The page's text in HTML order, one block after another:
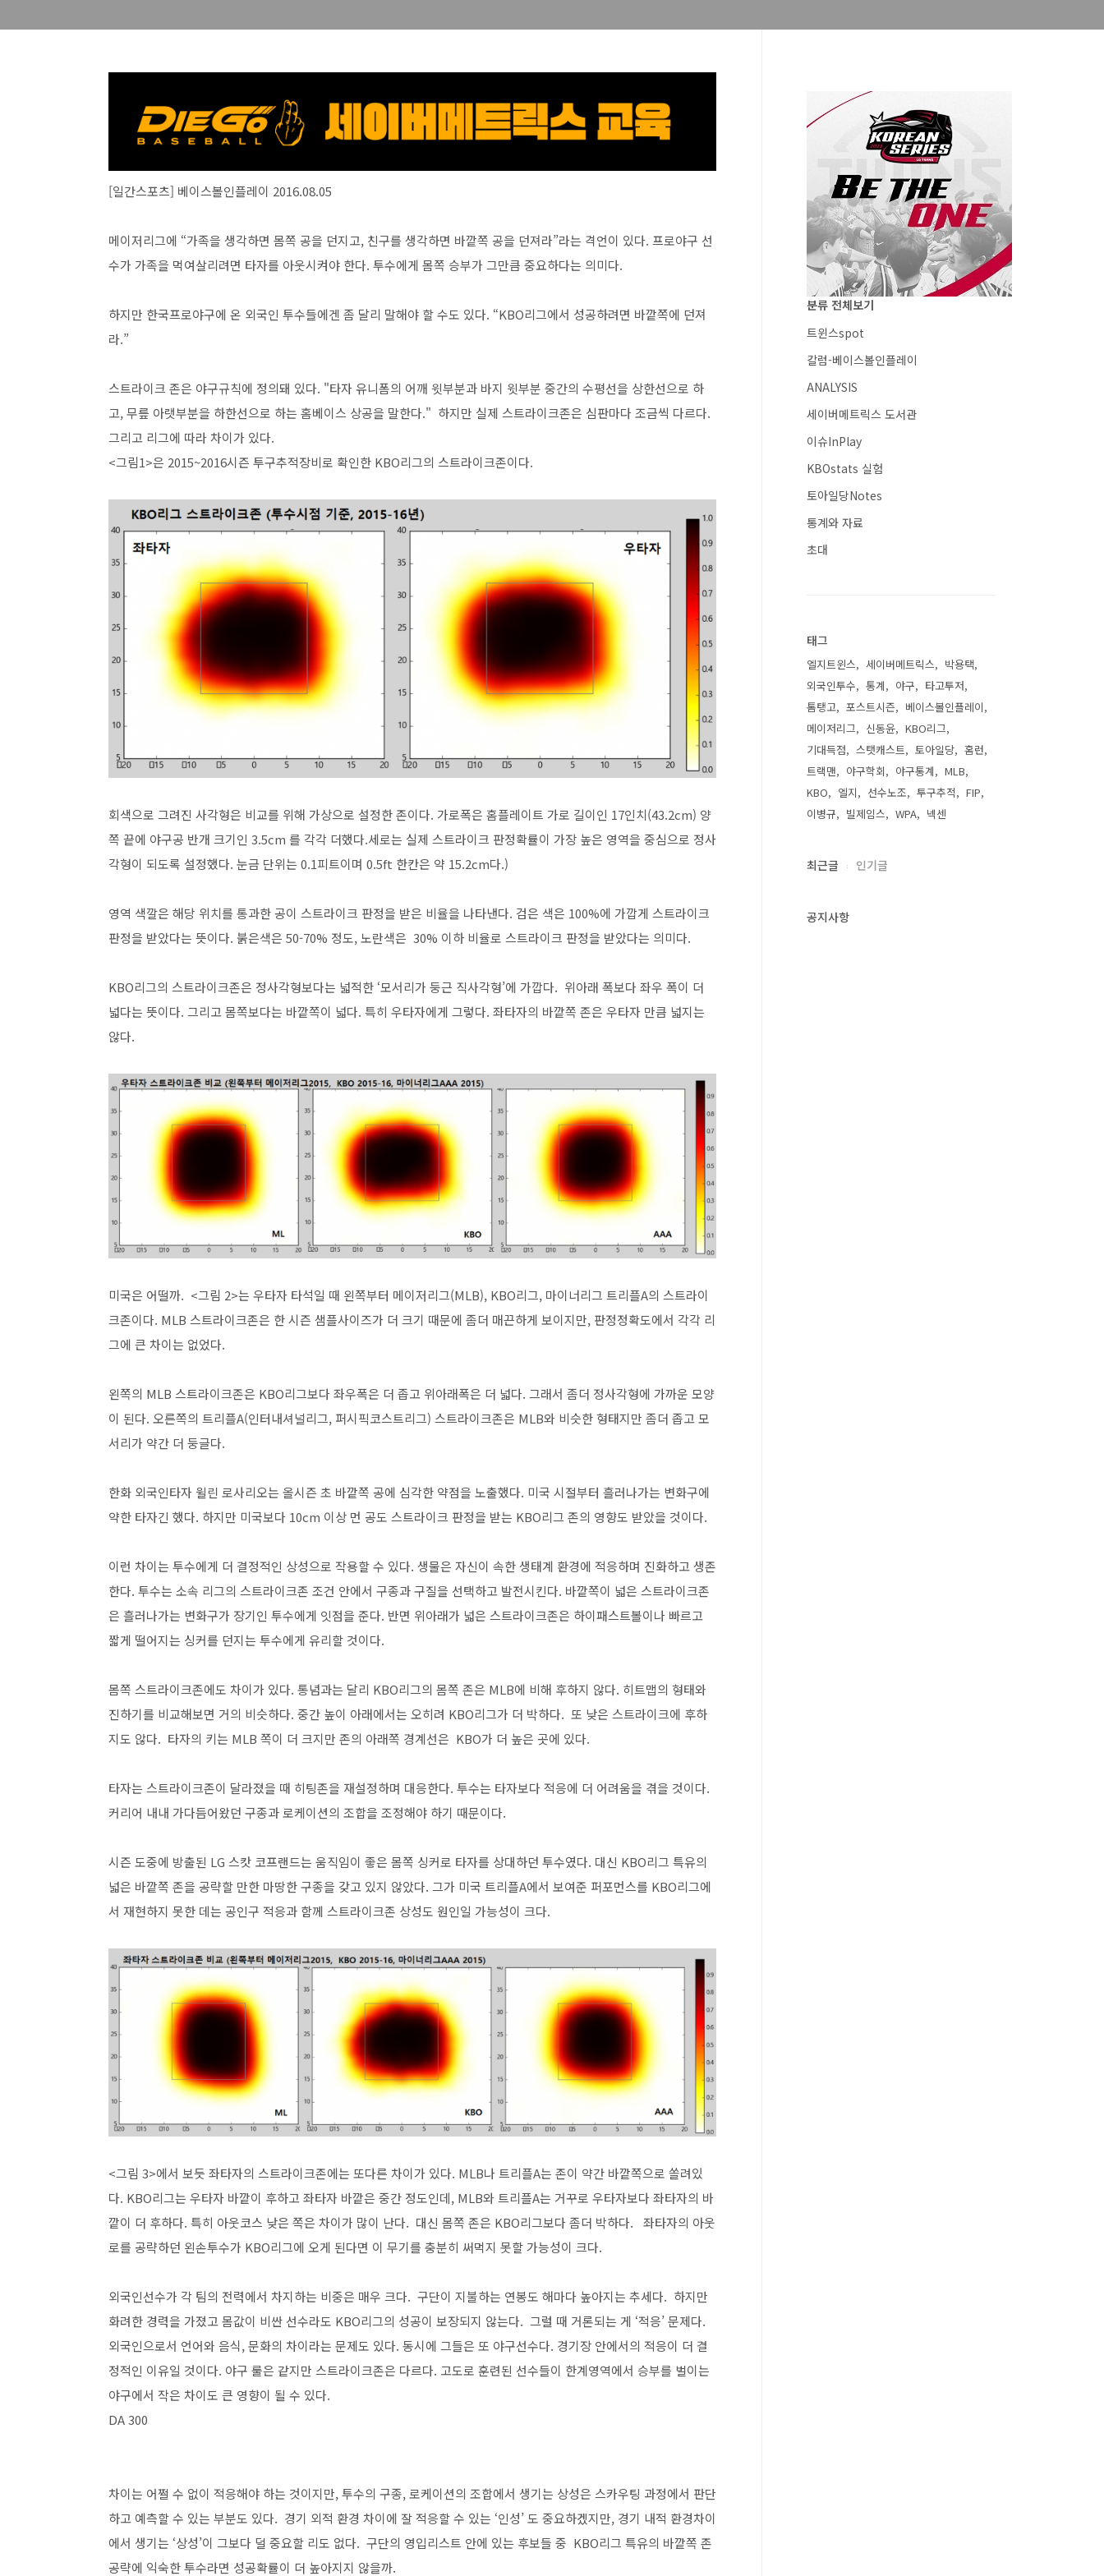
[일간스포츠] 베이스볼인플레이 2016.08.05
메이저리그에 “가족을 생각하면 몸쪽 공을 던지고, 친구를 생각하면 바깥쪽 공을 던져라”라는 격언이 있다. 프로야구 선
수가 가족을 먹여살리려면 타자를 아웃시켜야 한다. 투수에게 몸쪽 승부가 그만큼 중요하다는 의미다.
하지만 한국프로야구에 온 외국인 투수들에겐 좀 달리 말해야 할 수도 있다. “KBO리그에서 성공하려면 바깥쪽에 던져
라.”
스트라이크 존은 야구규칙에 정의돼 있다. "타자 유니폼의 어깨 윗부분과 바지 윗부분 중간의 수평선을 상한선으로 하
고, 무릎 아랫부분을 하한선으로 하는 홈베이스 상공을 말한다." 하지만 실제 스트라이크존은 심판마다 조금씩 다르다.
그리고 리그에 따라 차이가 있다.
<그림1>은 2015~2016시즌 투구추적장비로 확인한 KBO리그의 스트라이크존이다.
회색으로 그려진 사각형은 비교를 위해 가상으로 설정한 존이다. 가로폭은 홈플레이트 가로 길이인 17인치(43.2cm) 양
쪽 끝에 야구공 반개 크기인 3.5cm 를 각각 더했다.세로는 실제 스트라이크 판정확률이 가장 높은 영역을 중심으로 정사
각형이 되도록 설정했다. 눈금 단위는 0.1피트이며 0.5ft 한칸은 약 15.2cm다.)
영역 색깔은 해당 위치를 통과한 공이 스트라이크 판정을 받은 비율을 나타낸다. 검은 색은 100%에 가깝게 스트라이크
판정을 받았다는 뜻이다. 붉은색은 50-70% 정도, 노란색은 30% 이하 비율로 스트라이크 판정을 받았다는 의미다.
KBO리그의 스트라이크존은 정사각형보다는 넓적한 ‘모서리가 둥근 직사각형’에 가깝다. 위아래 폭보다 좌우 폭이 더
넓다는 뜻이다. 그리고 몸쪽보다는 바깥쪽이 넓다. 특히 우타자에게 그렇다. 좌타자의 바깥쪽 존은 우타자 만큼 넓지는
않다.
미국은 어떨까. <그림 2>는 우타자 타석일 때 왼쪽부터 메이저리그(MLB), KBO리그, 마이너리그 트리플A의 스트라이
크존이다. MLB 스트라이크존은 한 시즌 샘플사이즈가 더 크기 때문에 좀더 매끈하게 보이지만, 판정정확도에서 각각 리
그에 큰 차이는 없었다.
왼쪽의 MLB 스트라이크존은 KBO리그보다 좌우폭은 더 좁고 위아래폭은 더 넓다. 그래서 좀더 정사각형에 가까운 모양
이 된다. 오른쪽의 트리플A(인터내셔널리그, 퍼시픽코스트리그) 스트라이크존은 MLB와 비슷한 형태지만 좀더 좁고 모
서리가 약간 더 둥글다.
한화 외국인타자 윌린 로사리오는 올시즌 초 바깥쪽 공에 심각한 약점을 노출했다. 미국 시절부터 흘러나가는 변화구에
약한 타자긴 했다. 하지만 미국보다 10cm 이상 먼 공도 스트라이크 판정을 받는 KBO리그 존의 영향도 받았을 것이다.
이런 차이는 투수에게 더 결정적인 상성으로 작용할 수 있다. 생물은 자신이 속한 생태계 환경에 적응하며 진화하고 생존
한다. 투수는 소속 리그의 스트라이크존 조건 안에서 구종과 구질을 선택하고 발전시킨다. 바깥쪽이 넓은 스트라이크존
은 흘러나가는 변화구가 장기인 투수에게 잇점을 준다. 반면 위아래가 넓은 스트라이크존은 하이패스트볼이나 빠르고
짧게 떨어지는 싱커를 던지는 투수에게 유리할 것이다.
몸쪽 스트라이크존에도 차이가 있다. 통념과는 달리 KBO리그의 몸쪽 존은 MLB에 비해 후하지 않다. 히트맵의 형태와
진하기를 비교해보면 거의 비슷하다. 중간 높이 아래에서는 오히려 KBO리그가 더 박하다. 또 낮은 스트라이크에 후하
지도 않다. 타자의 키는 MLB 쪽이 더 크지만 존의 아래쪽 경계선은 KBO가 더 높은 곳에 있다.
타자는 스트라이크존이 달라졌을 때 히팅존을 재설정하며 대응한다. 투수는 타자보다 적응에 더 어려움을 겪을 것이다.
커리어 내내 가다듬어왔던 구종과 로케이션의 조합을 조정해야 하기 때문이다.
시즌 도중에 방출된 LG 스캇 코프랜드는 움직임이 좋은 몸쪽 싱커로 타자를 상대하던 투수였다. 대신 KBO리그 특유의
넓은 바깥쪽 존을 공략할 만한 마땅한 구종을 갖고 있지 않았다. 그가 미국 트리플A에서 보여준 퍼포먼스를 KBO리그에
서 재현하지 못한 데는 공인구 적응과 함께 스트라이크존 상성도 원인일 가능성이 크다.
<그림 3>에서 보듯 좌타자의 스트라이크존에는 또다른 차이가 있다. MLB나 트리플A는 존이 약간 바깥쪽으로 쏠려있
다. KBO리그는 우타자 바깥이 후하고 좌타자 바깥은 중간 정도인데, MLB와 트리플A는 거꾸로 우타자보다 좌타자의 바
깥이 더 후하다. 특히 아웃코스 낮은 쪽은 차이가 많이 난다. 대신 몸쪽 존은 KBO리그보다 좀더 박하다. 좌타자의 아웃
로를 공략하던 왼손투수가 KBO리그에 오게 된다면 이 무기를 충분히 써먹지 못할 가능성이 크다.
외국인선수가 각 팀의 전력에서 차지하는 비중은 매우 크다. 구단이 지불하는 연봉도 해마다 높아지는 추세다. 하지만
화려한 경력을 가졌고 몸값이 비싼 선수라도 KBO리그의 성공이 보장되지 않는다. 그럴 때 거론되는 게 ‘적응’ 문제다.
외국인으로서 언어와 음식, 문화의 차이라는 문제도 있다. 동시에 그들은 또 야구선수다. 경기장 안에서의 적응이 더 결
정적인 이유일 것이다. 야구 룰은 같지만 스트라이크존은 다르다. 고도로 훈련된 선수들이 한계영역에서 승부를 벌이는
야구에서 작은 차이도 큰 영향이 될 수 있다.
DA 300
차이는 어쩔 수 없이 적응해야 하는 것이지만, 투수의 구종, 로케이션의 조합에서 생기는 상성은 스카우팅 과정에서 판단
하고 예측할 수 있는 부분도 있다. 경기 외적 환경 차이에 잘 적응할 수 있는 ‘인성’ 도 중요하겠지만, 경기 내적 환경차이
에서 생기는 ‘상성’이 그보다 덜 중요할 리도 없다. 구단의 영입리스트 안에 있는 후보들 중 KBO리그 특유의 바깥쪽 존
공략에 익숙한 투수라면 성공확률이 더 높아지지 않을까.
분류 전체보기
트윈스spot
칼럼-베이스볼인플레이
ANALYSIS
세이버메트릭스 도서관
이슈InPlay
KBOstats 실험
토아일당Notes
통계와 자료
초대
태그
엘지트윈스 세이버메트릭스
박용택
외국인투수
통계 야구
타고투저
톰탱고
포스트시즌
베이스볼인플레이
메이저리그
신동윤
KBO리그
기대득점
스탯캐스트 토아일당
홈런
트랙맨
야구학회 야구통계
MLB
KBO
엘지 선수노조 투구추적
FIP
이병규
빌제임스 WPA 넥센
최근글 인기글
공지사항